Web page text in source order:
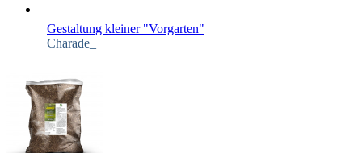
Gestaltung kleiner "Vorgarten"
Charade_